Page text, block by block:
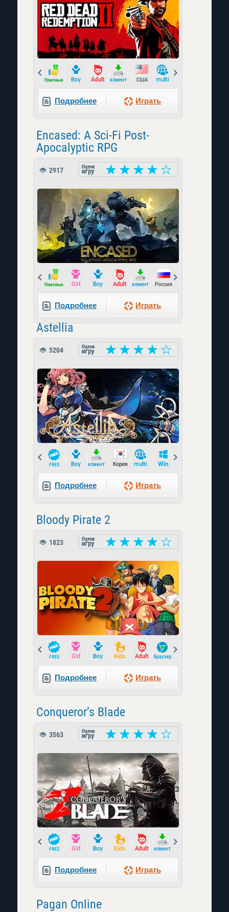
Prev
Подробнее Играть
Encased: A Sci-Fi Post-
Apocalyptic RPG
2917
Prev
Подробнее Играть
Astellia
5204
Prev
Подробнее Играть
Bloody Pirate 2
1823
Prev
Подробнее Играть
Conqueror’s Blade
3563
Prev
Подробнее Играть
Pagan Online